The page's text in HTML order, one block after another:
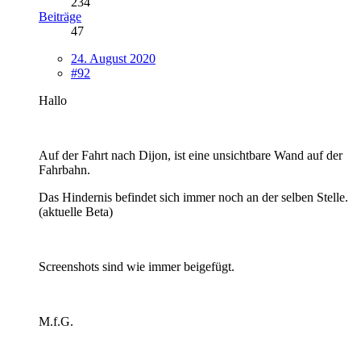
Beiträge
47
24. August 2020
#92
Hallo
Auf der Fahrt nach Dijon, ist eine unsichtbare Wand auf der
Fahrbahn.
Das Hindernis befindet sich immer noch an der selben Stelle.
(aktuelle Beta)
Screenshots sind wie immer beigefügt.
M.f.G.